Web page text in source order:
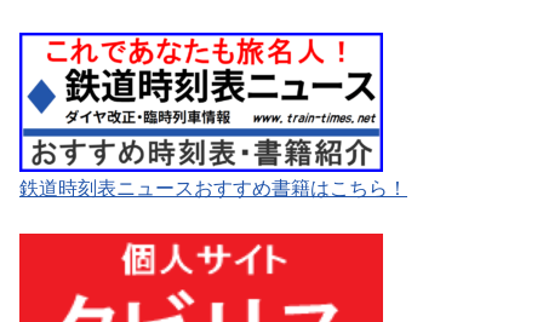
鉄道時刻表ニュースおすすめ書籍はこちら！